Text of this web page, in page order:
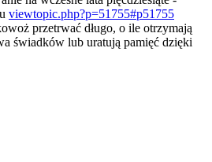
viewtopic.php?p=51755#p51755
przetrwać długo, o ile otrzymają
świadków lub uratują pamięć dzięki